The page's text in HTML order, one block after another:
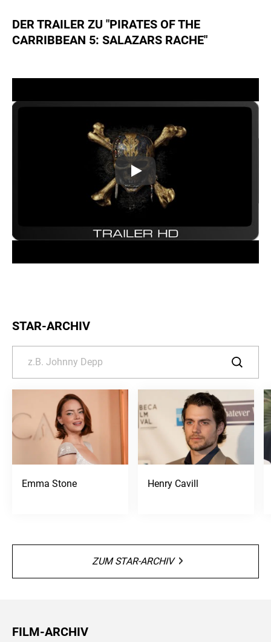
DER TRAILER ZU "PIRATES OF THE
CARRIBBEAN 5: SALAZARS RACHE"
STAR-ARCHIV
Emma Stone Henry Cavill
ZUM STAR-ARCHIV
FILM-ARCHIV